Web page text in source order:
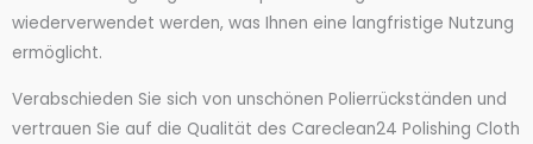
wiederverwendet werden, was Ihnen eine langfristige Nutzung
ermöglicht.
Verabschieden Sie sich von unschönen Polierrückständen und
vertrauen Sie auf die Qualität des Careclean24 Polishing Cloth